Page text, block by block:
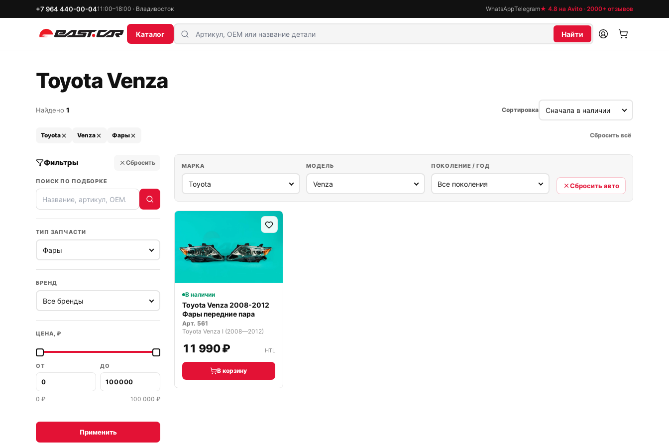
+7 964 440-00-0411:00–18:00 · Владивосток WhatsAppTelegram★ 4.8 на Avito · 2000+ отзывов
Каталог Найти
Toyota Venza
Найдено 1 Сортировка
Toyota Venza Фары Сбросить всё
Фильтры Сбросить
ПОИСК ПО ПОДБОРКЕ
ТИП ЗАПЧАСТИ
БРЕНД
ЦЕНА, ₽
ОТ ДО
0 ₽ 100 000 ₽
Применить
МАРКА МОДЕЛЬ ПОКОЛЕНИЕ / ГОД
Сбросить авто
В наличии
Toyota Venza 2008-2012
Фары передние пара
Арт. 561
Toyota Venza I (2008—2012)
11 990 ₽ HTL
В корзину